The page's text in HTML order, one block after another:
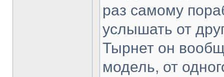
раз самому
услышать от
Тырнет он
модель, от